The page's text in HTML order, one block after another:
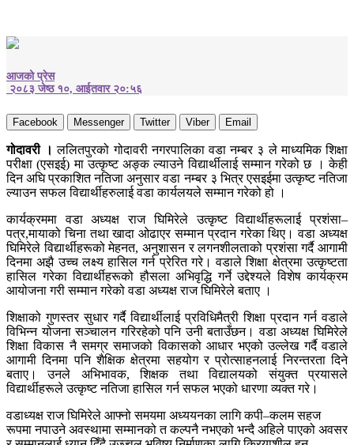
आजको प्रेस
२०८३ जेष्ठ १०, आईतवार २०:५६
Facebook Messenger Twitter Viber Email
गोदावरी । ललितपुरको गोदावरी नगरपालिका वडा नम्बर ३ ले माध्यमिक शिक्षा
परीक्षा (एसइई) मा उत्कृष्ट अङ्क ल्याउने विद्यार्थीलाई सम्मान गरेको छ । केही
दिन अघि प्रकाशित नतिजा अनुसार वडा नम्बर ३ भित्र एसइईमा उत्कृष्ट नतिजा
ल्याउन सफल विद्यार्थीहरुलाई वडा कार्यलयले सम्मान गरेको हो ।
कार्यक्रममा वडा अध्यक्ष राज घिमिरेले उत्कृष्ट विद्यार्थीहरूलाई प्रशंसा–
पत्र,मायाको चिना तथा खादा ओढाएर सम्मान प्रदान गरेका थिए। वडा अध्यक्ष
घिमिरेले विद्यार्थीहरूको मेहनत, अनुशासन र लगनशीलताको प्रशंसा गर्दै आगामी
दिनमा अझै उच्च लक्ष्य हासिल गर्न प्रेरित गरे। वडाले शिक्षा क्षेत्रमा उत्कृष्टता
हासिल गरेका विद्यार्थीहरूको हौसला अभिवृद्धि गर्ने उद्देश्यले विशेष कार्यक्रम
आयोजना गरी सम्मान गरेको वडा अध्यक्ष राज घिमिरेले बताए ।
शिक्षाको गुणस्तर सुधार गर्दै विद्यार्थीलाई प्रविधिमैत्री शिक्षा प्रदान गर्न वडाले
विभिन्न योजना सञ्चालन गरिरहेको पनि उनी बताउँछन। वडा अध्यक्ष घिमिरेले
शिक्षा विकास नै समग्र समाजको विकासको आधार भएको उल्लेख गर्दै वडाले
आगामी दिनमा पनि शैक्षिक क्षेत्रमा सहयोग र प्रोत्साहनलाई निरन्तरता दिने
बताए। उनले अभिभावक, शिक्षक तथा विद्यालयको संयुक्त प्रयासले
विद्यार्थीहरूले उत्कृष्ट नतिजा हासिल गर्न सफल भएको धारणा व्यक्त गरे।
वडाध्यक्ष राज घिमिरेले आफ्नो समयमा अध्ययनका लागि कपी–कलम सहज
रूपमा नपाउने अवस्थामा सम्मानको त कल्पनै नभएको भन्दै अहिले पाएको अवसर